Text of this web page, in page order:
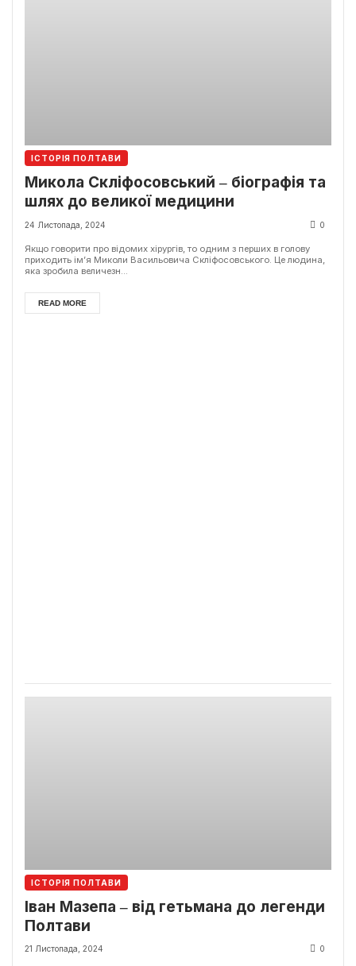
ІСТОРІЯ ПОЛТАВИ
Микола Скліфосовський ‒ біографія та
шлях до великої медицини
24 Листопада, 2024 0
Якщо говорити про відомих хірургів, то одним з перших в голову
приходить ім’я Миколи Васильовича Скліфосовського. Це людина,
яка зробила величезн...
READ MORE
ІСТОРІЯ ПОЛТАВИ
Іван Мазепа ‒ від гетьмана до легенди
Полтави
21 Листопада, 2024 0